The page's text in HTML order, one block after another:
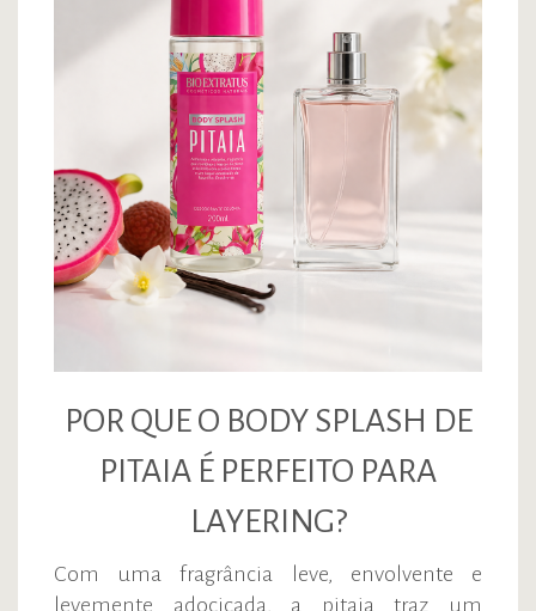
POR QUE O BODY SPLASH DE
PITAIA É PERFEITO PARA
LAYERING?
Com uma fragrância leve, envolvente e
levemente adocicada, a pitaia traz um